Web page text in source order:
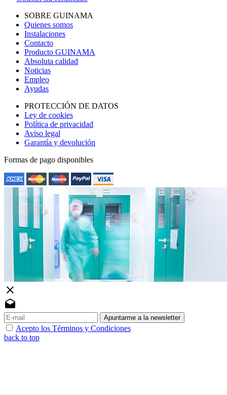
SOBRE GUINAMA
Quienes somos
Instalaciones
Contacto
Producto GUINAMA
Absoluta calidad
Noticias
Empleo
Ayudas
PROTECCIÓN DE DATOS
Ley de cookies
Política de privacidad
Aviso legal
Garantía y devolución
Formas de pago disponibles
close
drafts
Apuntarme a la newsletter
Acepto los Términos y Condiciones
back to top